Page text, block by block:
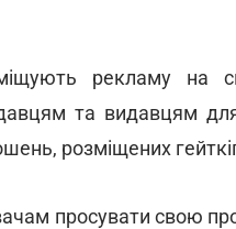
рекламу на
та видавцям
розміщених
просувати свою